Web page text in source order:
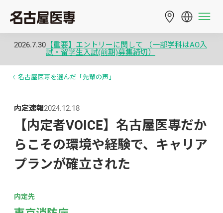
2026.7.30 【重要】エントリーに関して （一部学科はAO入
試・留学生入試(前期)募集締切）
名古屋医専を選んだ「先輩の声」
内定速報2024.12.18
【内定者VOICE】名古屋医専だか
らこその環境や経験で、キャリア
プランが確立された
内定先